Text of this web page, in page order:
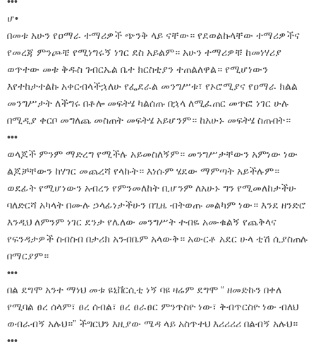
ሆ•
በመቱ አሁን የዐማራ ተማሪዎች ጭንቅ ላይ ናቸው። የደወልኩላቸው ተማሪዎችና
የመረጃ ምንጮቼ የሚነግሩኝ ነገር ደስ አይልም። አሁን ተማሪዎቹ ከመነሃሪያ
ወጥተው መቱ ቅዱስ ገብርኤል ቤተ ክርስቲያን ተጠልለዋል። የሚሆነውን
እየተከታተልኩ አቀርብላችኋለሁ የፌደራል መንግሥቱ፣ የኦሮሚያና የዐማራ ክልል
መንግሥታት ለችግሩ በቶሎ መፍትሄ ካልሰጡ በኋላ ለሚፈጠር መጥፎ ነገር ሁሉ
በሚዲያ ቀርቦ መግለጨ መስጠት መፍትሄ አይሆንም። ከአሁኑ መፍትሄ ስጡበት።
•••
ወላጆች ምንም ማድረግ የሚችሉ አይመስለኝም። መንግሥታቸውን አምነው ነው
ልጆቻቸውን ከሃገር መጨረሻ የላኩት። እነሱም ሄደው ማምጣት አይችሉም።
ወደፊት የሚሆነውን አብረን የምንመለከት ቢሆንም ለአሁኑ ግን የሚመለከታችሁ
ባለድርሻ አካላት በሙሉ ኃላፊነታችሁን በጊዜ ብትወጡ መልካም ነው። እንደ ዘንድሮ
እንዲህ ለምንም ነገር ደንታ የሌለው መንግሥት ተብዬ አሙቁልኝ የጨቅላና
የፍንዳታዎች ስብስብ በታሪክ አንብቤም አላውቅ። አውርቶ አደር ሁላ ቲሽ ሲያስጠሉ
በማርያም።
•••
በል ደግሞ አንተ ማነህ መቱ ዩኒቨርሲቲ ነኝ ባዩ ዛሬም ደግሞ “ ዘመድኩን በቀለ
የሚባል ፀረ ሰላም፣ ፀረ ሰብል፣ ፀረ ፀራፀር ምንጥስዮ ነው፣ ቅብጥርስዮ ነው ብለህ
ወብራብኝ አሉህ።” ችግርህን እዚያው ሜዳ ላይ አስጥተህ እሪሪሪሪ በልብኝ አሉህ።
•••